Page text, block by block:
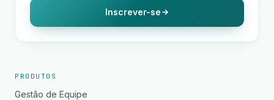
Inscrever-se
PRODUTOS
Gestão de Equipe